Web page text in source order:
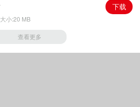
大小:20 MB
下载
查看更多